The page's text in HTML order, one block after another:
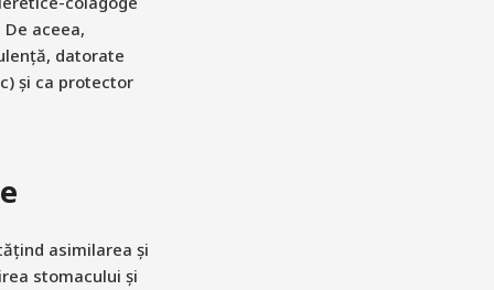
aceea,
datorate
și ca protector
asimilarea și
stomacului și